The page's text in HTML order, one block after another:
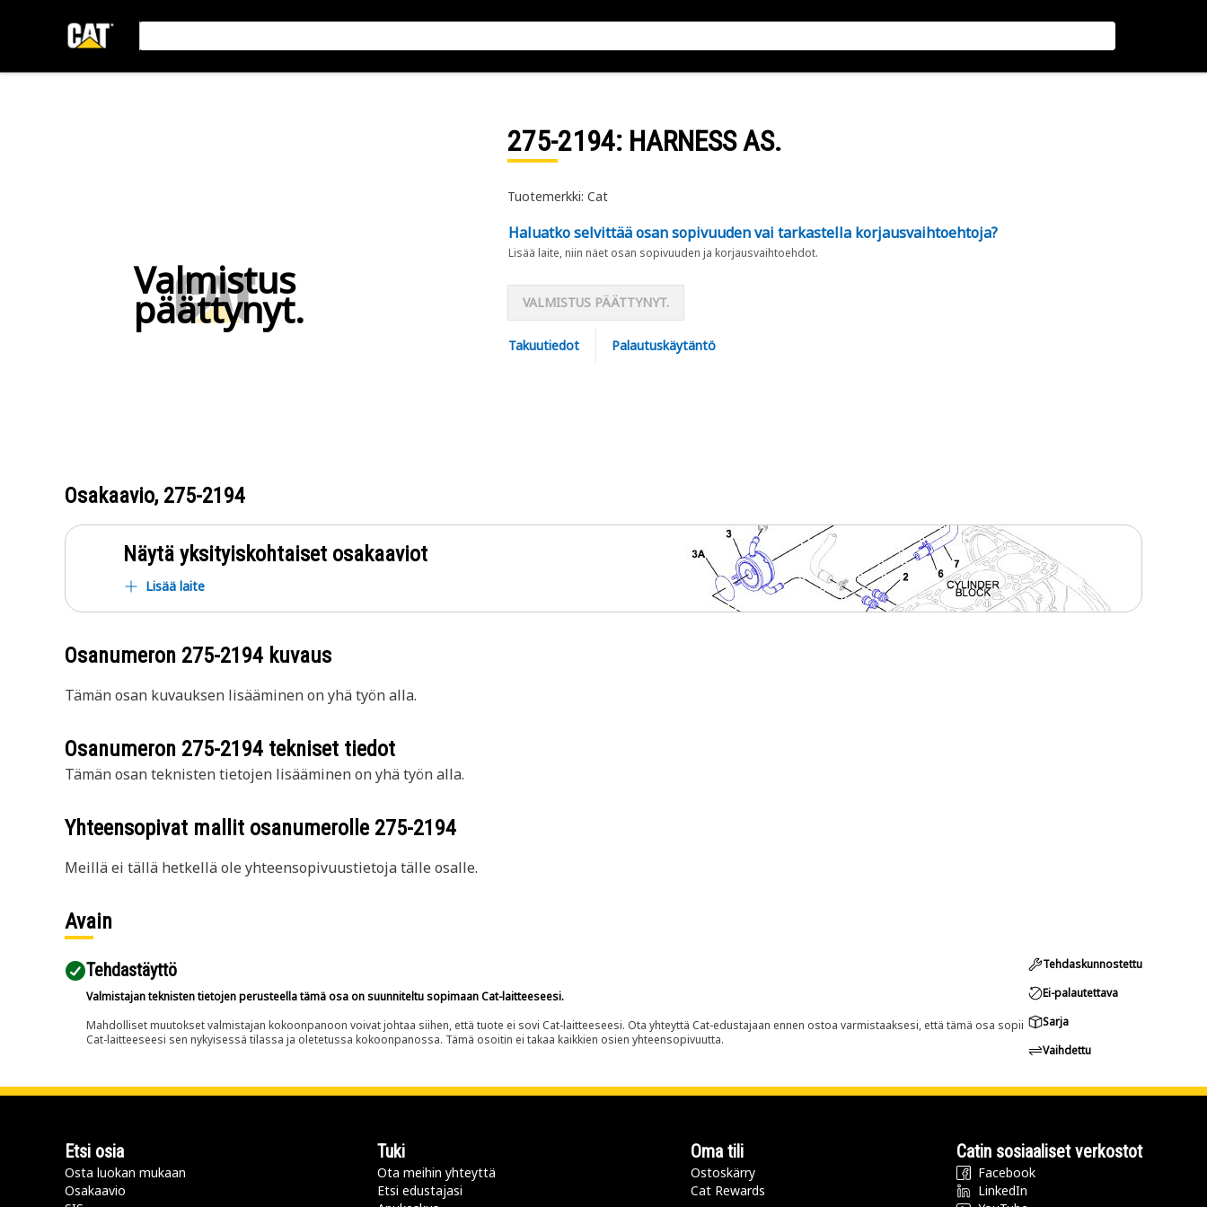
Valmistus
päättynyt.
275-2194: HARNESS AS.
Tuotemerkki: Cat
Haluatko selvittää osan sopivuuden vai tarkastella korjausvaihtoehtoja?
Lisää laite, niin näet osan sopivuuden ja korjausvaihtoehdot.
VALMISTUS PÄÄTTYNYT.
Takuutiedot Palautuskäytäntö
Osakaavio, 275-2194
Näytä yksityiskohtaiset osakaaviot
Lisää laite
Osanumeron 275-2194 kuvaus
Tämän osan kuvauksen lisääminen on yhä työn alla.
Osanumeron 275-2194 tekniset tiedot
Tämän osan teknisten tietojen lisääminen on yhä työn alla.
Yhteensopivat mallit osanumerolle 275-2194
Meillä ei tällä hetkellä ole yhteensopivuustietoja tälle osalle.
Avain
Tehdastäyttö
Valmistajan teknisten tietojen perusteella tämä osa on suunniteltu sopimaan Cat-laitteeseesi.
Mahdolliset muutokset valmistajan kokoonpanoon voivat johtaa siihen, että tuote ei sovi Cat-laitteeseesi. Ota yhteyttä Cat-edustajaan ennen ostoa varmistaaksesi, että tämä osa sopii
Cat-laitteeseesi sen nykyisessä tilassa ja oletetussa kokoonpanossa. Tämä osoitin ei takaa kaikkien osien yhteensopivuutta.
Tehdaskunnostettu
Ei-palautettava
Sarja
Vaihdettu
Etsi osia
Osta luokan mukaan
Osakaavio
Tuki
Ota meihin yhteyttä
Etsi edustajasi
Oma tili
Ostoskärry
Cat Rewards
Catin sosiaaliset verkostot
Facebook
LinkedIn